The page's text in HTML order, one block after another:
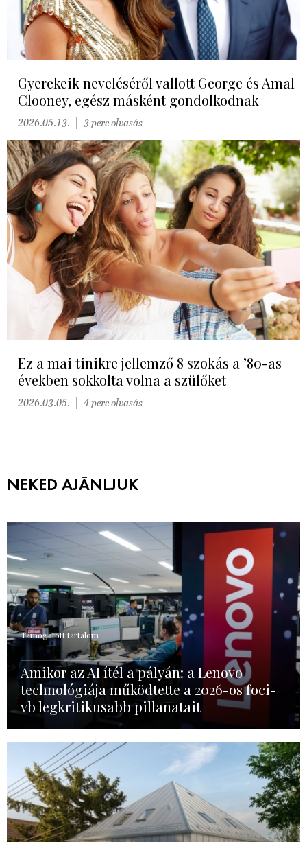
Gyerekeik neveléséről vallott George és Amal
Clooney, egész másként gondolkodnak
2026.05.13. 3 perc olvasás
Ez a mai tinikre jellemző 8 szokás a ’80-as
években sokkolta volna a szülőket
2026.03.05. 4 perc olvasás
NEKED AJÁNLJUK
Támogatott tartalom
Amikor az AI ítél a pályán: a Lenovo
technológiája működtette a 2026-os foci-
vb legkritikusabb pillanatait